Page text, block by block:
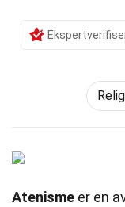
Atenisme er en